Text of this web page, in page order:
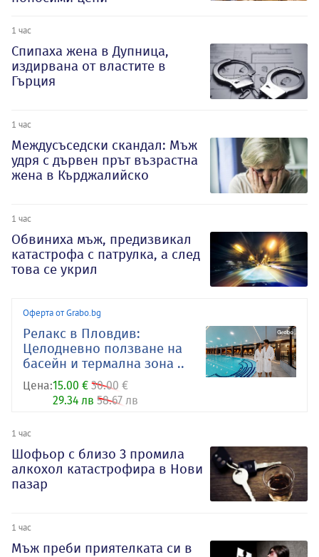
1 час
Спипаха жена в Дупница,
издирвана от властите в
Гърция
1 час
Междусъседски скандал: Мъж
удря с дървен прът възрастна
жена в Кърджалийско
1 час
Обвиниха мъж, предизвикал
катастрофа с патрулка, а след
това се укрил
Оферта от Grabo.bg
Релакс в Пловдив:
Целодневно ползване на
басейн и термална зона ..
Цена:15.00 € 30.00 €
29.34 лв 58.67 лв
1 час
Шофьор с близо 3 промила
алкохол катастрофира в Нови
пазар
1 час
Мъж преби приятелката си в